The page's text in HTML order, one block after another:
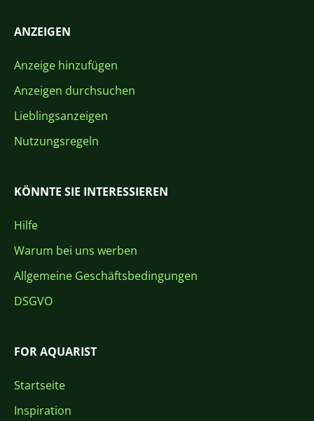
ANZEIGEN
Anzeige hinzufügen
Anzeigen durchsuchen
Lieblingsanzeigen
Nutzungsregeln
KÖNNTE SIE INTERESSIEREN
Hilfe
Warum bei uns werben
Allgemeine Geschäftsbedingungen
DSGVO
FOR AQUARIST
Startseite
Inspiration